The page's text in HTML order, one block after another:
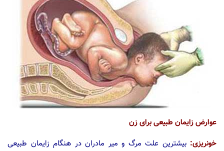
عوارض زایمان طبیعی برای زن
خونریزی: بیشترین علت مرگ و میر مادران در هنگام زایمان طبیعی